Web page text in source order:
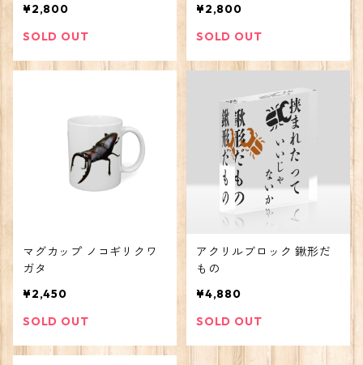
¥2,800
SOLD OUT
¥2,800
SOLD OUT
マグカップ ノコギリクワ
ガタ
¥2,450
SOLD OUT
アクリルブロック 鍬形だ
もの
¥4,880
SOLD OUT